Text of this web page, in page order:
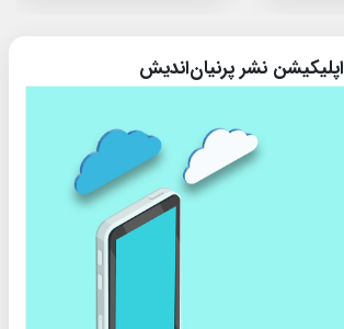
اپلیکیشن نشر پرنیان‌اندیش